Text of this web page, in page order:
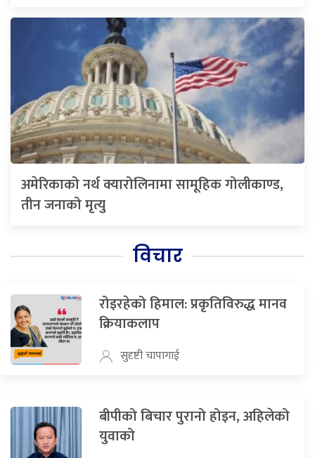
अमेरिकाको नर्थ क्यारोलिनामा सामूहिक गोलीकाण्ड,
तीन जनाको मृत्यु
विचार
रोइरहेको हिमाल: प्रकृतिविरुद्ध मानव
क्रियाकलाप
सुदृष्टी चापागाई
बीपीको बिचार पुरानो होइन, अहिलेको
युवाको